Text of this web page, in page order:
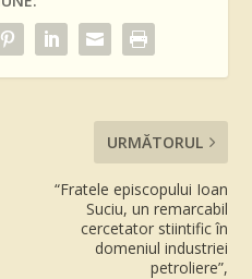
URMĂTORUL
“Fratele episcopului Ioan
Suciu, un remarcabil
cercetator stiintific în
domeniul industriei
petroliere”,